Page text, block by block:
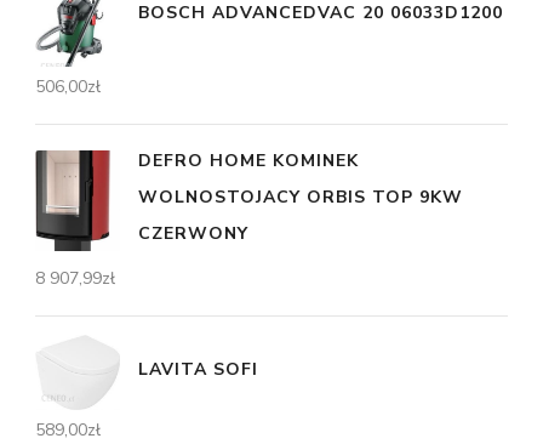
BOSCH ADVANCEDVAC 20 06033D1200
506,00zł
DEFRO HOME KOMINEK
WOLNOSTOJACY ORBIS TOP 9KW
CZERWONY
8 907,99zł
LAVITA SOFI
589,00zł